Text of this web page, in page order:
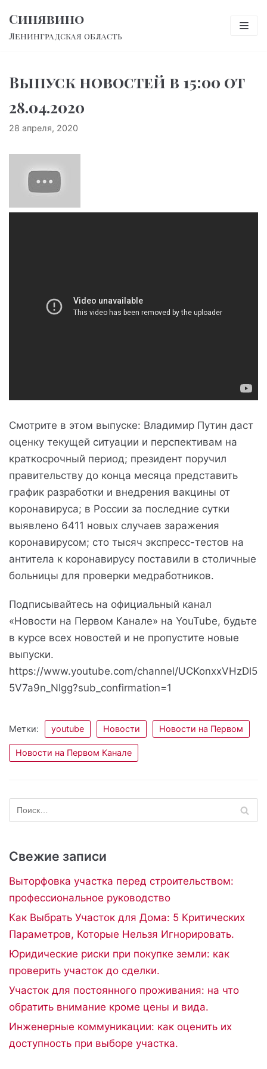
Перейти
к
Синявино
Ленинградская область
Выпуск новостей в 15:00 от
28.04.2020
28 апреля, 2020
Смотрите в этом выпуске: Владимир Путин даст
оценку текущей ситуации и перспективам на
краткосрочный период; президент поручил
правительству до конца месяца представить
график разработки и внедрения вакцины от
коронавируса; в России за последние сутки
выявлено 6411 новых случаев заражения
коронавирусом; сто тысяч экспресс-тестов на
антитела к коронавирусу поставили в столичные
больницы для проверки медработников.
Подписывайтесь на официальный канал
«Новости на Первом Канале» на YouTube, будьте
в курсе всех новостей и не пропустите новые
выпуски.
https://www.youtube.com/channel/UCKonxxVHzDl5
5V7a9n_Nlgg?sub_confirmation=1
Метки: youtube Новости Новости на Первом
Новости на Первом Канале
Свежие записи
Выторфовка участка перед строительством:
профессиональное руководство
Как Выбрать Участок для Дома: 5 Критических
Параметров, Которые Нельзя Игнорировать.
Юридические риски при покупке земли: как
проверить участок до сделки.
Участок для постоянного проживания: на что
обратить внимание кроме цены и вида.
Инженерные коммуникации: как оценить их
доступность при выборе участка.